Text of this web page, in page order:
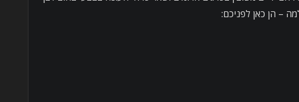
– הן כאן לפניכם: